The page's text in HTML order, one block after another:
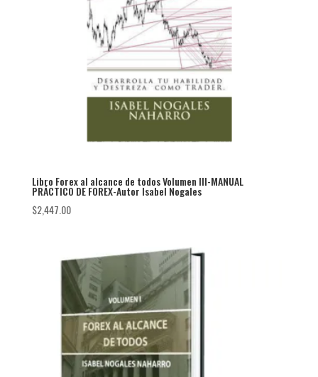
Libro Forex al alcance de todos Volumen III-MANUAL
PRÁCTICO DE FOREX-Autor Isabel Nogales
$2,447.00